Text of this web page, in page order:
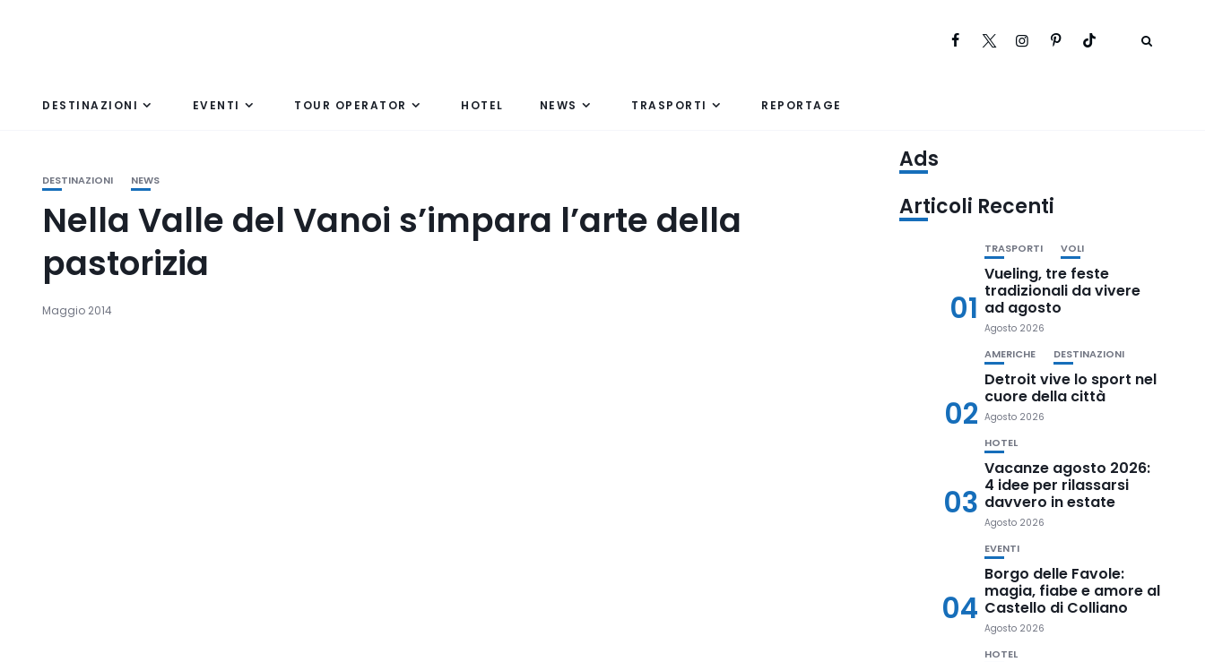
DESTINAZIONI EVENTI TOUR OPERATOR HOTEL NEWS TRASPORTI REPORTAGE
DESTINAZIONI NEWS
Nella Valle del Vanoi s’impara l’arte della
pastorizia
Maggio 2014
Ads
Articoli Recenti
01
TRASPORTI VOLI
Vueling, tre feste
tradizionali da vivere
ad agosto
Agosto 2026
02
AMERICHE DESTINAZIONI
Detroit vive lo sport nel
cuore della città
Agosto 2026
03
HOTEL
Vacanze agosto 2026:
4 idee per rilassarsi
davvero in estate
Agosto 2026
04
EVENTI
Borgo delle Favole:
magia, fiabe e amore al
Castello di Colliano
Agosto 2026
HOTEL